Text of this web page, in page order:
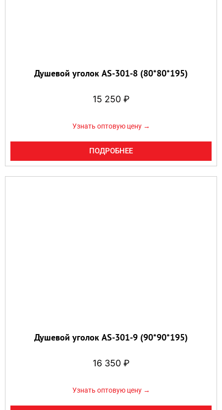
Душевой уголок AS-301-8 (80*80*195)
15 250 ₽
Узнать оптовую цену →
ПОДРОБНЕЕ
Душевой уголок AS-301-9 (90*90*195)
16 350 ₽
Узнать оптовую цену →